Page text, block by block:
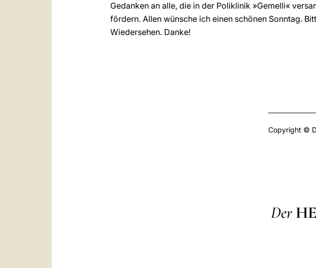
Gedanken an alle, die in der Poliklinik »Gemelli«
fördern. Allen wünsche ich einen schönen Sonntag.
Wiedersehen. Danke!
Copyright ©
Der